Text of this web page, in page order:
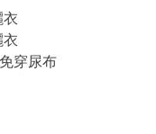
穿尿布